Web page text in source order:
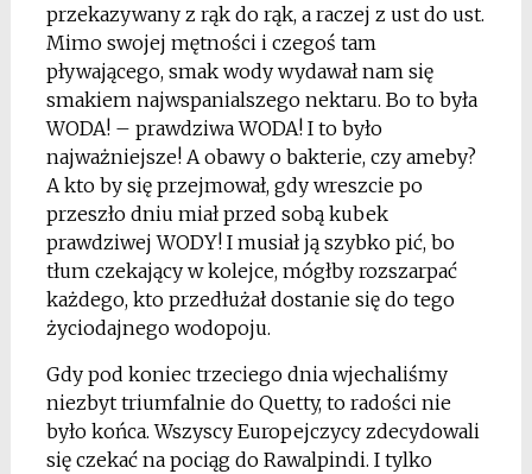
przekazywany z rąk do rąk, a raczej z ust do ust.
Mimo swojej mętności i czegoś tam
pływającego, smak wody wydawał nam się
smakiem najwspanialszego nektaru. Bo to była
WODA! – prawdziwa WODA! I to było
najważniejsze! A obawy o bakterie, czy ameby?
A kto by się przejmował, gdy wreszcie po
przeszło dniu miał przed sobą kubek
prawdziwej WODY! I musiał ją szybko pić, bo
tłum czekający w kolejce, mógłby rozszarpać
każdego, kto przedłużał dostanie się do tego
życiodajnego wodopoju.
Gdy pod koniec trzeciego dnia wjechaliśmy
niezbyt triumfalnie do Quetty, to radości nie
było końca. Wszyscy Europejczycy zdecydowali
się czekać na pociąg do Rawalpindi. I tylko